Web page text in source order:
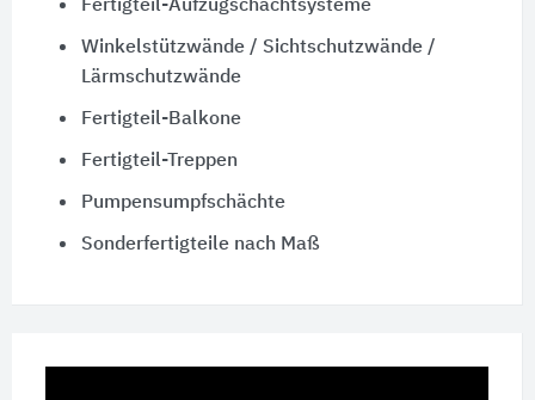
Fertigteil-Aufzugschachtsysteme
Winkelstützwände / Sichtschutzwände /
Lärmschutzwände
Fertigteil-Balkone
Fertigteil-Treppen
Pumpensumpfschächte
Sonderfertigteile nach Maß